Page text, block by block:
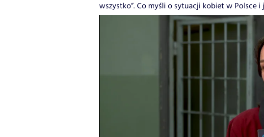
wszystko”. Co myśli o sytuacji kobiet w Polsce